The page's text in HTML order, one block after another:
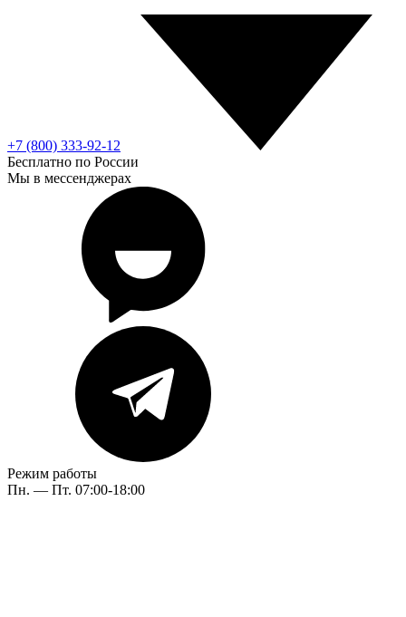
+7 (800) 333-92-12
Бесплатно по России
Мы в мессенджерах
Режим работы
Пн. — Пт. 07:00-18:00